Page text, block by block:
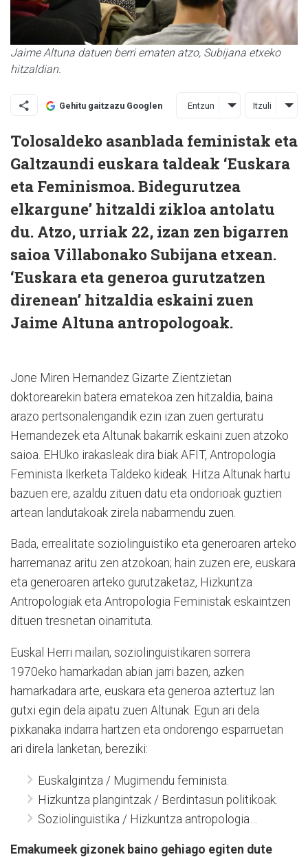
Jaime Altuna datuen berri ematen atzo, Subijana etxeko
hitzaldian.
Gehitu gaitzazu Googlen Entzun Itzuli
Tolosaldeko asanblada feministak eta
Galtzaundi euskara taldeak ‘Euskara
eta Feminismoa. Bidegurutzea
elkargune’ hitzaldi zikloa antolatu
du. Atzo, urriak 22, izan zen bigarren
saioa Villabonako Subijana etxean.
‘Euskara eta generoa gurutzatzen
direnean’ hitzaldia eskaini zuen
Jaime Altuna antropologoak.
Jone Miren Hernandez Gizarte Zientzietan
doktorearekin batera ematekoa zen hitzaldia, baina
arazo pertsonalengandik ezin izan zuen gerturatu
Hernandezek eta Altunak bakarrik eskaini zuen atzoko
saioa. EHUko irakasleak dira biak AFIT, Antropologia
Feminista Ikerketa Taldeko kideak. Hitza Altunak hartu
bazuen ere, azaldu zituen datu eta ondorioak guztien
artean landutakoak zirela nabarmendu zuen.
Bada, errealitate soziolinguistiko eta generoaren arteko
harremanaz aritu zen atzokoan; hain zuzen ere, euskara
eta generoaren arteko gurutzaketaz, Hizkuntza
Antropologiak eta Antropologia Feministak eskaintzen
dituen tresnetan oinarrituta.
Euskal Herri mailan, soziolinguistikaren sorrera
1970eko hamarkadan abian jarri bazen, azken
hamarkadara arte, euskara eta generoa aztertuz lan
gutxi egin dela aipatu zuen Altunak. Egun ari dela
pixkanaka indarra hartzen eta ondorengo esparruetan
ari direla lanketan, bereziki:
Euskalgintza / Mugimendu feminista.
Hizkuntza plangintzak / Berdintasun politikoak.
Soziolinguistika / Hizkuntza antropologia…
Emakumeek gizonek baino gehiago egiten dute